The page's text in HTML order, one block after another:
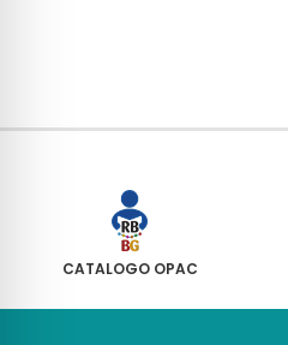
CATALOGO OPAC